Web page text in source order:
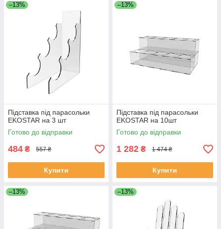
–13%
Підставка під парасольки
EKOSTAR на 3 шт
Готово до відправки
484 ₴ 557 ₴
Купити
–13%
Підставка під парасольки
EKOSTAR на 10шт
Готово до відправки
1 282 ₴ 1 474 ₴
Купити
–13% –13%